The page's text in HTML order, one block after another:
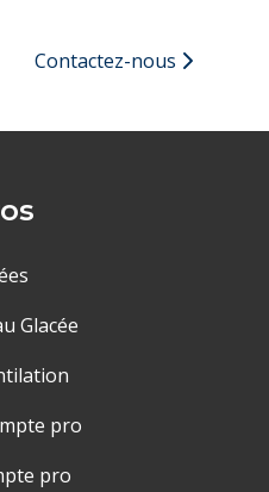
Contactez-nous
Glacée
pro
pro